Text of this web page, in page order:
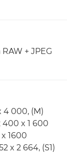
+ JPEG
4 000, (M)
400 x 1 600
1600
x 2 664, (S1)